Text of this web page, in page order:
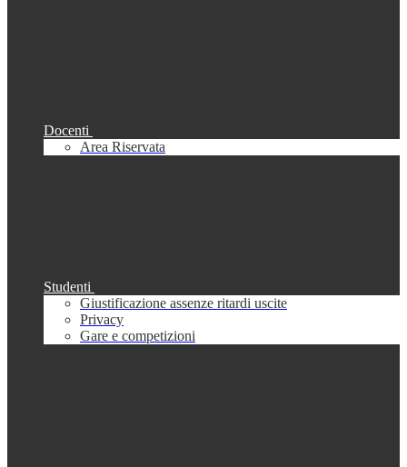
Docenti
Area Riservata
Studenti
Giustificazione assenze ritardi uscite
Privacy
Gare e competizioni